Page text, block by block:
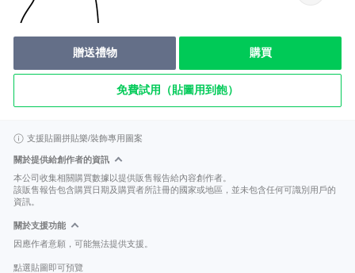
贈送禮物 購買
免費試用（貼圖用到飽）
支援貼圖拼貼樂/裝飾專用圖案
關於提供給創作者的資訊
本公司收集相關購買數據以提供販售報告給內容創作者。
該販售報告包含購買日期及購買者所註冊的國家或地區，並未包含任何可識別用戶的
資訊。
關於支援功能
因應作者意願，可能無法提供支援。
點選貼圖即可預覽